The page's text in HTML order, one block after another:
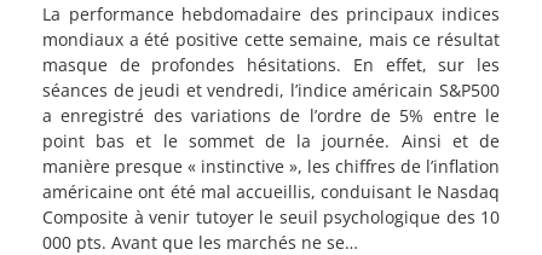
La performance hebdomadaire des principaux indices
mondiaux a été positive cette semaine, mais ce résultat
masque de profondes hésitations. En effet, sur les
séances de jeudi et vendredi, l’indice américain S&P500
a enregistré des variations de l’ordre de 5% entre le
point bas et le sommet de la journée. Ainsi et de
manière presque « instinctive », les chiffres de l’inflation
américaine ont été mal accueillis, conduisant le Nasdaq
Composite à venir tutoyer le seuil psychologique des 10
000 pts. Avant que les marchés ne se…